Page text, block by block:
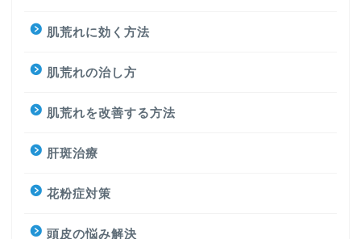
肌荒れに効く方法
肌荒れの治し方
肌荒れを改善する方法
肝斑治療
花粉症対策
頭皮の悩み解決